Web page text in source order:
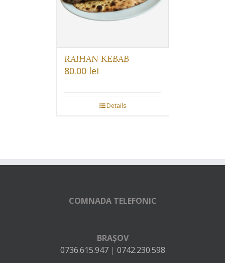
RAIHAN KEBAB
80.00 lei
Details
COMNADA TELEFONIC
BRAȘOV
0736.615.947| 0742.230.598